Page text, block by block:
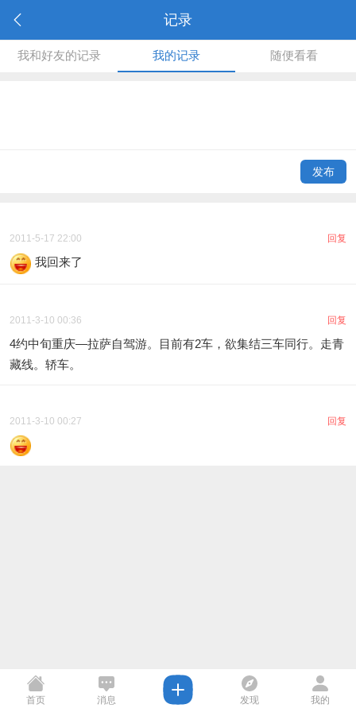
记录
我和好友的记录 我的记录 随便看看
发布
2011-5-17 22:00 回复
我回来了
2011-3-10 00:36 回复
4约中旬重庆—拉萨自驾游。目前有2车，欲集结三车同行。走青
藏线。轿车。
2011-3-10 00:27 回复
首页 消息 发现 我的